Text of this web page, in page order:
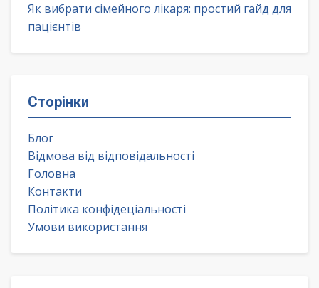
Як вибрати сімейного лікаря: простий гайд для
пацієнтів
Сторінки
Блог
Відмова від відповідальності
Головна
Контакти
Політика конфідеціальності
Умови використання